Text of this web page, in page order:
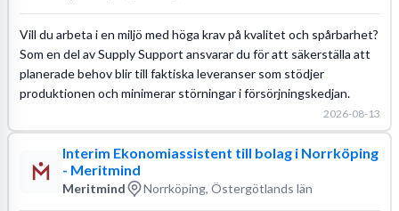
Vill du arbeta i en miljö med höga krav på kvalitet och spårbarhet?
Som en del av Supply Support ansvarar du för att säkerställa att
planerade behov blir till faktiska leveranser som stödjer
produktionen och minimerar störningar i försörjningskedjan.
2026-08-13
Interim Ekonomiassistent till bolag i Norrköping
- Meritmind
Meritmind Norrköping, Östergötlands län